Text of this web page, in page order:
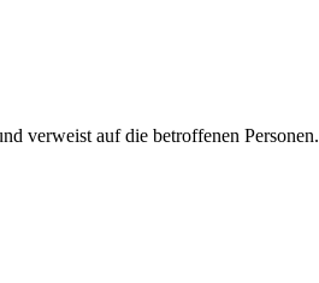
verweist auf die betroffenen Personen.